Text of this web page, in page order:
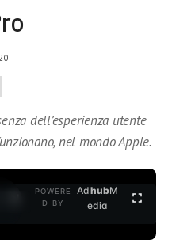
dell’esperienza utente
nel mondo Apple.
POWERE
D BY
AdhubM
edia